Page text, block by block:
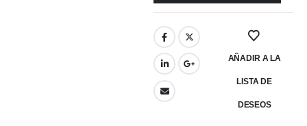
AÑADIR A LA
LISTA DE
DESEOS